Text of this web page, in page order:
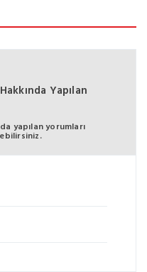
Yapılan
yapılan yorumları